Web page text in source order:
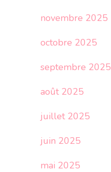
novembre 2025
octobre 2025
septembre 2025
août 2025
juillet 2025
juin 2025
mai 2025